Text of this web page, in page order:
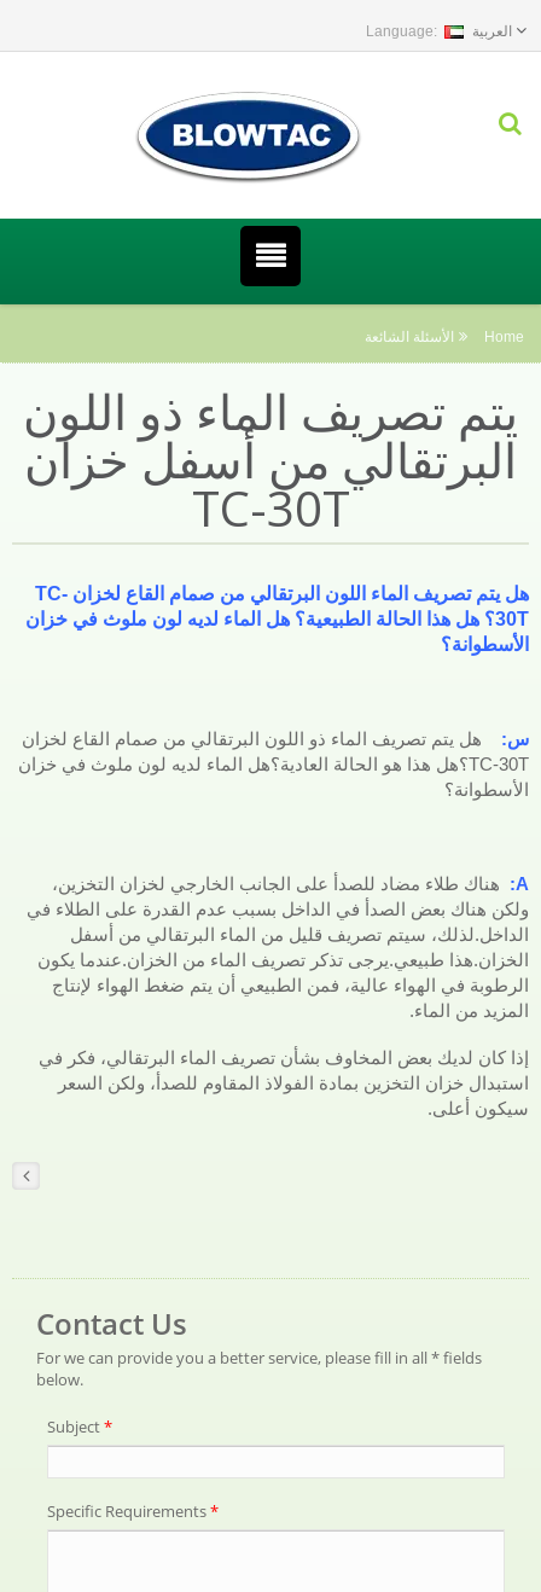
العربية
Home الأسئلة الشائعة
يتم تصريف الماء ذو اللون
البرتقالي من أسفل خزان
TC-30T
هل يتم تصريف الماء اللون البرتقالي من صمام القاع لخزان TC-
30T؟ هل هذا الحالة الطبيعية؟ هل الماء لديه لون ملوث في خزان
الأسطوانة؟
س:
هل يتم تصريف الماء ذو اللون البرتقالي من صمام القاع لخزان
TC-30T؟هل هذا هو الحالة العادية؟هل الماء لديه لون ملوث في خزان
الأسطوانة؟
A:
هناك طلاء مضاد للصدأ على الجانب الخارجي لخزان التخزين،
ولكن هناك بعض الصدأ في الداخل بسبب عدم القدرة على الطلاء في
الداخل.لذلك، سيتم تصريف قليل من الماء البرتقالي من أسفل
الخزان.هذا طبيعي.يرجى تذكر تصريف الماء من الخزان.عندما يكون
الرطوبة في الهواء عالية، فمن الطبيعي أن يتم ضغط الهواء لإنتاج
المزيد من الماء.
إذا كان لديك بعض المخاوف بشأن تصريف الماء البرتقالي، فكر في
استبدال خزان التخزين بمادة الفولاذ المقاوم للصدأ، ولكن السعر
سيكون أعلى.